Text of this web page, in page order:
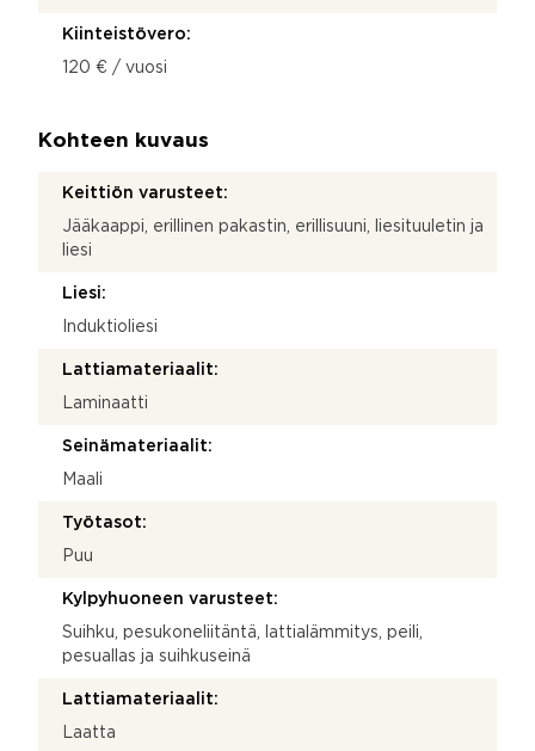
Kiinteistövero:
120 € / vuosi
Kohteen kuvaus
Keittiön varusteet:
Jääkaappi, erillinen pakastin, erillisuuni, liesituuletin ja
liesi
Liesi:
Induktioliesi
Lattiamateriaalit:
Laminaatti
Seinämateriaalit:
Maali
Työtasot:
Puu
Kylpyhuoneen varusteet:
Suihku, pesukoneliitäntä, lattialämmitys, peili,
pesuallas ja suihkuseinä
Lattiamateriaalit:
Laatta